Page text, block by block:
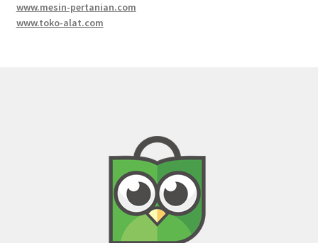
www.mesin-pertanian.com
www.toko-alat.com